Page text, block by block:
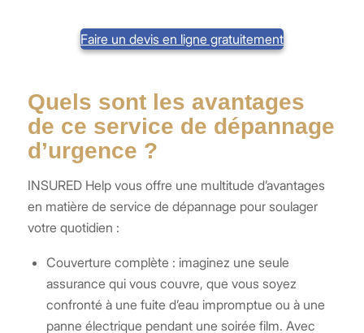
Faire un devis en ligne gratuitement
Quels sont les avantages
de ce service de dépannage
d’urgence ?
INSURED Help vous offre une multitude d’avantages
en matière de service de dépannage pour soulager
votre quotidien :
Couverture complète : imaginez une seule
assurance qui vous couvre, que vous soyez
confronté à une fuite d’eau impromptue ou à une
panne électrique pendant une soirée film. Avec